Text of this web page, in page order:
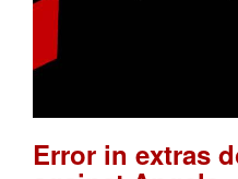
Error in extras